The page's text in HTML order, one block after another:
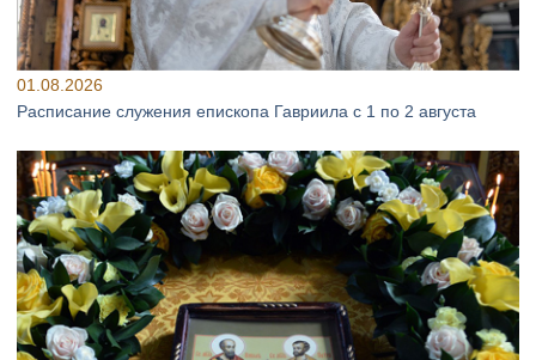
01.08.2026
Расписание служения епископа Гавриила с 1 по 2 августа